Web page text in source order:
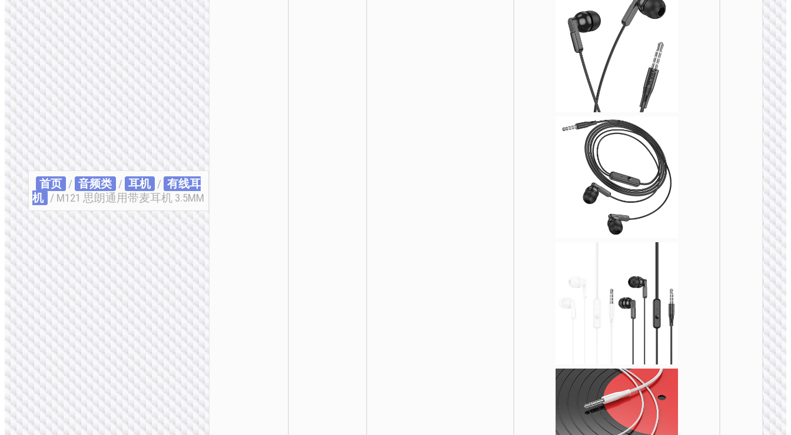
首页 / 音频类 / 耳机 / 有线耳
机 / M121 思朗通用带麦耳机 3.5MM
W54 悠
主动降
头戴式
线耳机
ANC
无线耳
W52 佳
无线头
式耳机